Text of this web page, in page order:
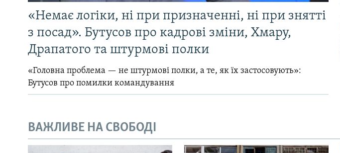
«Немає логіки, ні при призначенні, ні при знятті
з посад». Бутусов про кадрові зміни, Хмару,
Драпатого та штурмові полки
«Головна проблема — не штурмові полки, а те, як їх застосовують»:
Бутусов про помилки командування
ВАЖЛИВЕ НА СВОБОДІ